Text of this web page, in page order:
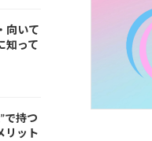
向いて
知って
で持つ
リット